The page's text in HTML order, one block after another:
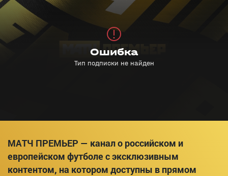
МАТЧ ПРЕМЬЕР — канал о российском и
европейском футболе с эксклюзивным
контентом, на котором доступны в прямом